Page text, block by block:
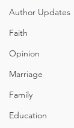
Author Updates
Faith
Opinion
Marriage
Family
Education